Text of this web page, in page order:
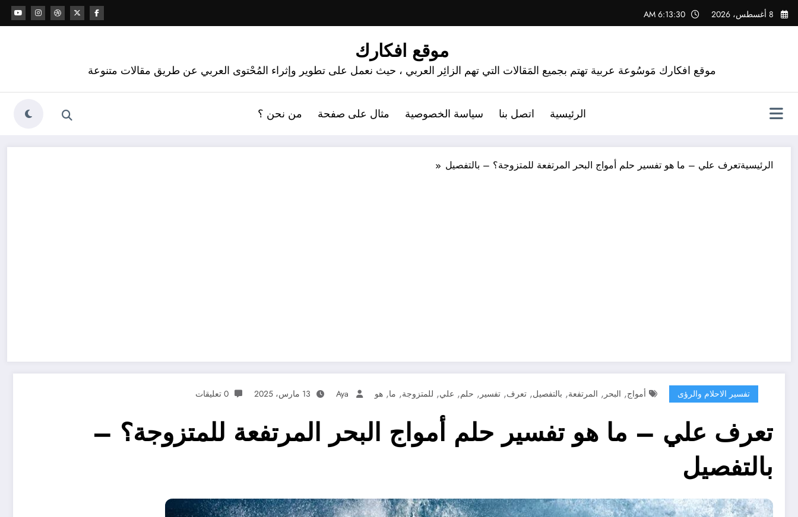
التجاوز
إلى
8 أغسطس، 2026 6:13:31 AM
موقع افكارك
موقع افكارك مَوسُوعة عربية تهتم بجميع المَقالات التي تهم الزائِر العربي ، حيث نعمل على تطوير وإثراء المُحْتوى العربي عن طريق مقالات متنوعة
الرئيسية اتصل بنا سياسة الخصوصية مثال على صفحة من نحن ؟
الرئيسيةتعرف علي – ما هو تفسير حلم أمواج البحر المرتفعة للمتزوجة؟ – بالتفصيل
تفسير الاحلام والرؤى أمواج, البحر , المرتفعة, بالتفصيل, تعرف, تفسير , حلم, علي, للمتزوجة, ما, هو Aya 13 مارس، 2025 0 تعليقات
تعرف علي – ما هو تفسير حلم أمواج البحر المرتفعة للمتزوجة؟ –
بالتفصيل